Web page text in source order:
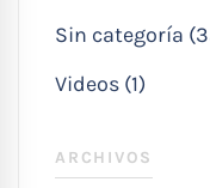
Sin categoría
Videos (1)
ARCHIVOS